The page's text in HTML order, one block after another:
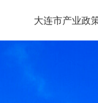
大连市产业政